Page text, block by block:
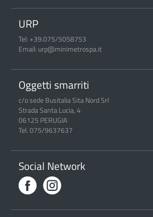
URP
Tel: +39.075/5058753
Email: urp@minimetrospa.it
Oggetti smarriti
c/o sede Busitalia Sita Nord Srl
Strada Santa Lucia, 4
06125 PERUGIA
Tel. 075/9637637
Social Network